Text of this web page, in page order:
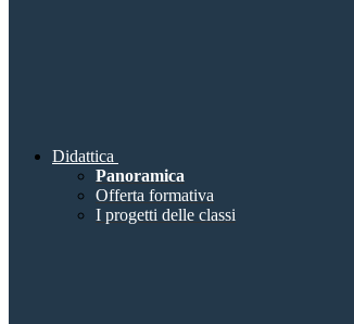
Didattica
Panoramica
Offerta formativa
I progetti delle classi